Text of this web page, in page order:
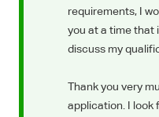
requirements, I
you at a time that
discuss my
Thank you very
application. I look